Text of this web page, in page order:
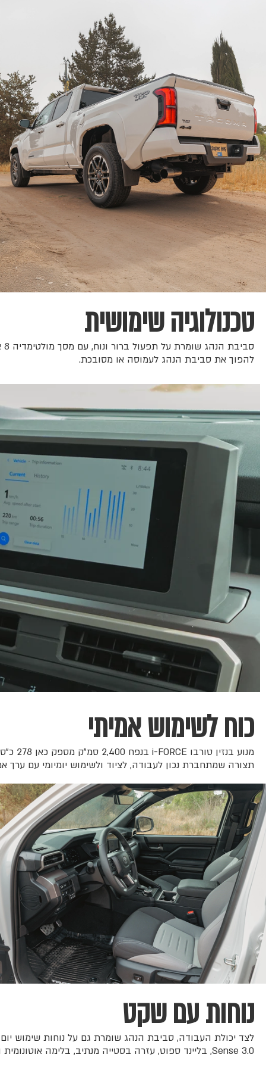
טכנולוגיה שימושית
להפוך את סביבת הנהג לעמוסה או מסובכת.
כוח לשימוש אמיתי
תצורה שמתחברת נכון לעבודה, לציוד ולשימוש יומיומי עם ערך
נוחות עם שקט
Sense 3.0, בליינד ספוט, עזרה בסטייה מנתיב, בלימה אוטונומית ואור גבוה אוטומטי – שילוב שמתאים גם לעבודה וגם לנסיעות ארוכות.